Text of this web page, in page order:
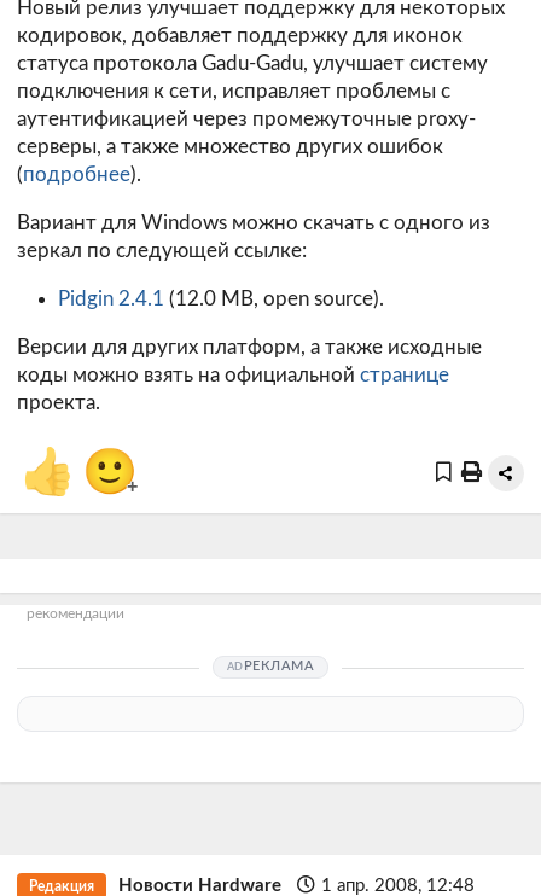
Новый релиз улучшает поддержку для некоторых
кодировок, добавляет поддержку для иконок
статуса протокола Gadu-Gadu, улучшает систему
подключения к сети, исправляет проблемы с
аутентификацией через промежуточные proxy-
серверы, а также множество других ошибок
(подробнее).
Вариант для Windows можно скачать с одного из
зеркал по следующей ссылке:
Pidgin 2.4.1 (12.0 MB, open source).
Версии для других платформ, а также исходные
коды можно взять на официальной странице
проекта.
👍 🙂+
рекомендации
РЕКЛАМА
Редакция Новости Hardware 1 апр. 2008, 12:48